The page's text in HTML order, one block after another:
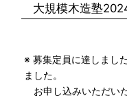
大規模木造塾
※ 募集定員に達しまし
ました。
お申し込みいただい